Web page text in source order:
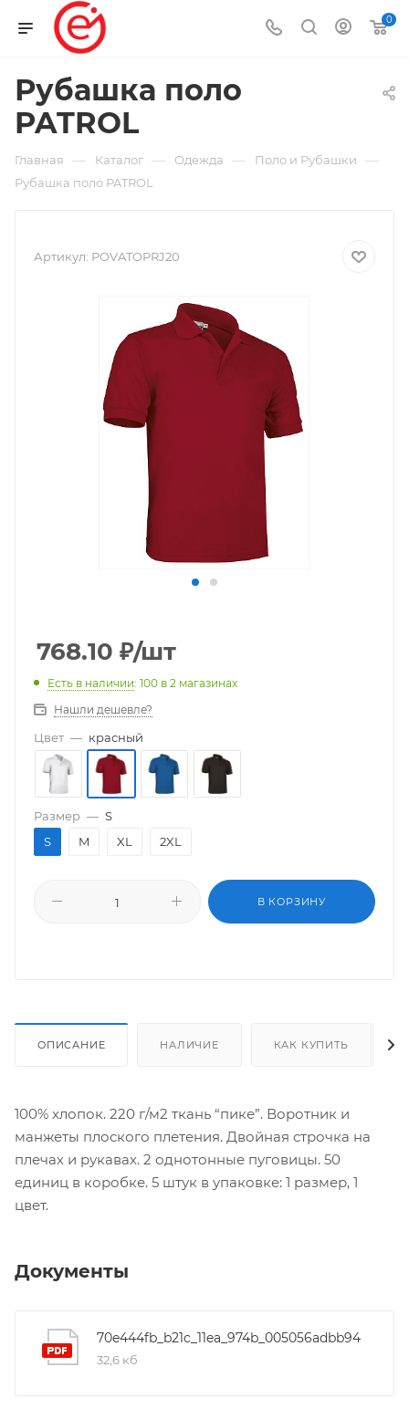
0
Рубашка поло
PATROL
Главная — Каталог — Одежда — Поло и Рубашки —
Рубашка поло PATROL
Артикул: POVATOPRJ20
768.10 ₽/шт
Есть в наличии: 100 в 2 магазинах
Нашли дешевле?
Цвет — красный
Размер — S
S
M XL 2XL
В КОРЗИНУ
ОПИСАНИЕ НАЛИЧИЕ КАК КУПИТЬ
100% хлопок. 220 г/м2 ткань “пике”. Воротник и
манжеты плоского плетения. Двойная строчка на
плечах и рукавах. 2 однотонные пуговицы. 50
единиц в коробке. 5 штук в упаковке: 1 размер, 1
цвет.
Документы
70e444fb_b21c_11ea_974b_005056adbb94
32,6 кб